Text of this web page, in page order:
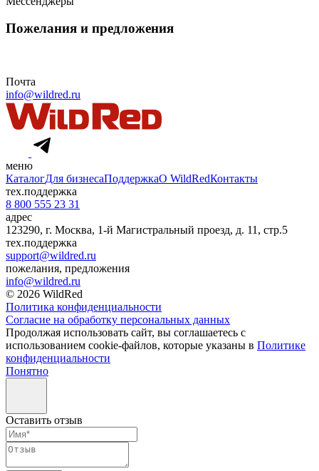
Пожелания и предложения
Почта
info@wildred.ru
меню
КаталогДля бизнесаПоддержкаО WildRedКонтакты
тех.поддержка
8 800 555 23 31
адрес
123290, г. Москва, 1-й Магистральный проезд, д. 11, стр.5
тех.поддержка
support@wildred.ru
пожелания, предложения
info@wildred.ru
© 2026 WildRed
Политика конфиденциальности
Согласие на обработку персональных данных
Продолжая использовать сайт, вы соглашаетесь с
использованием cookie-файлов, которые указаны в Политике
конфиденциальности
Понятно
Оставить отзыв